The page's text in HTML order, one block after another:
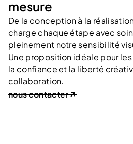
mesure
De la conception à la
charge chaque étape avec
pleinement notre sensibilité
Une proposition idéale pour
la confiance et la liberté
collaboration.
nous contacter